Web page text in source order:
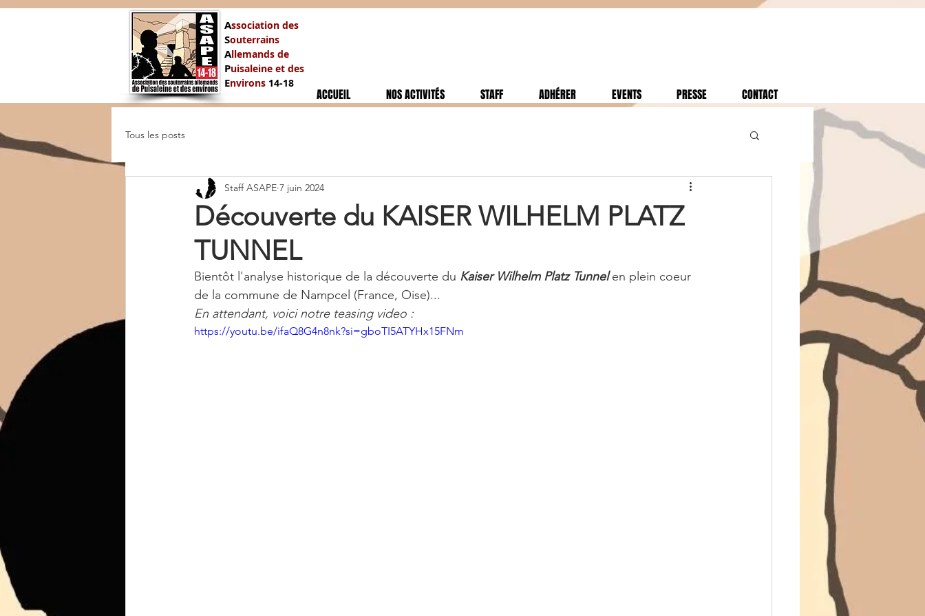
Association des
Souterrains
Allemands de
Puisaleine et des
Environs 14-18
ACCUEIL NOS ACTIVITÉS STAFF ADHÉRER EVENTS PRESSE CONTACT
Tous les posts
Découverte du KAISER WILHELM PLATZ
TUNNEL
Staff ASAPE 7 juin 2024
Bientôt l'analyse historique de la découverte du Kaiser Wilhelm Platz Tunnel en plein coeur
de la commune de Nampcel (France, Oise)...
En attendant, voici notre teasing video :
https://youtu.be/ifaQ8G4n8nk?si=gboTI5ATYHx15FNm